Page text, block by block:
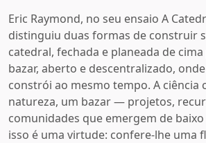
Eric Raymond, no seu ensaio A
distinguiu duas formas de construir
catedral, fechada e planeada de
bazar, aberto e descentralizado,
constrói ao mesmo tempo. A ciência
natureza, um bazar — projetos,
comunidades que emergem de
isso é uma virtude: confere-lhe uma